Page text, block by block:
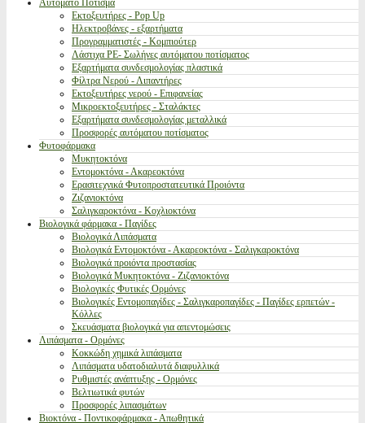
Αυτόματο Πότισμα
Εκτοξευτήρες - Pop Up
Ηλεκτροβάνες - εξαρτήματα
Προγραμματιστές - Κομπιούτερ
Λάστιχα PE- Σωλήνες αυτόματου ποτίσματος
Εξαρτήματα συνδεσμολογίας πλαστικά
Φίλτρα Νερού - Λιπαντήρες
Εκτοξευτήρες νερού - Επιφανείας
Μικροεκτοξευτήρες - Σταλάκτες
Εξαρτήματα συνδεσμολογίας μεταλλικά
Προσφορές αυτόματου ποτίσματος
Φυτοφάρμακα
Μυκητοκτόνα
Εντομοκτόνα - Ακαρεοκτόνα
Ερασιτεχνικά Φυτοπροστατευτικά Προιόντα
Ζιζανιοκτόνα
Σαλιγκαροκτόνα - Κοχλιοκτόνα
Βιολογικά φάρμακα - Παγίδες
Βιολογικά Λιπάσματα
Βιολογικά Εντομοκτόνα - Ακαρεοκτόνα - Σαλιγκαροκτόνα
Βιολογικά προιόντα προστασίας
Βιολογικά Μυκητοκτόνα - Ζιζανιοκτόνα
Βιολογικές Φυτικές Ορμόνες
Βιολογικές Εντομοπαγίδες - Σαλιγκαροπαγίδες - Παγίδες ερπετών -
Κόλλες
Σκευάσματα βιολογικά για απεντομώσεις
Λιπάσματα - Ορμόνες
Κοκκώδη χημικά λιπάσματα
Λιπάσματα υδατοδιαλυτά διαφυλλικά
Ρυθμιστές ανάπτυξης - Ορμόνες
Βελτιωτικά φυτών
Προσφορές λιπασμάτων
Βιοκτόνα - Ποντικοφάρμακα - Απωθητικά